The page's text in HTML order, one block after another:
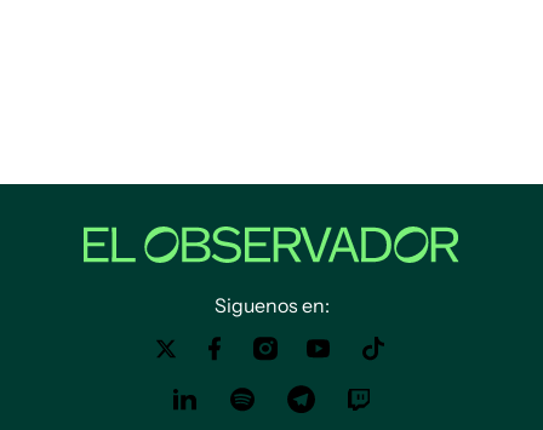
Siguenos en: